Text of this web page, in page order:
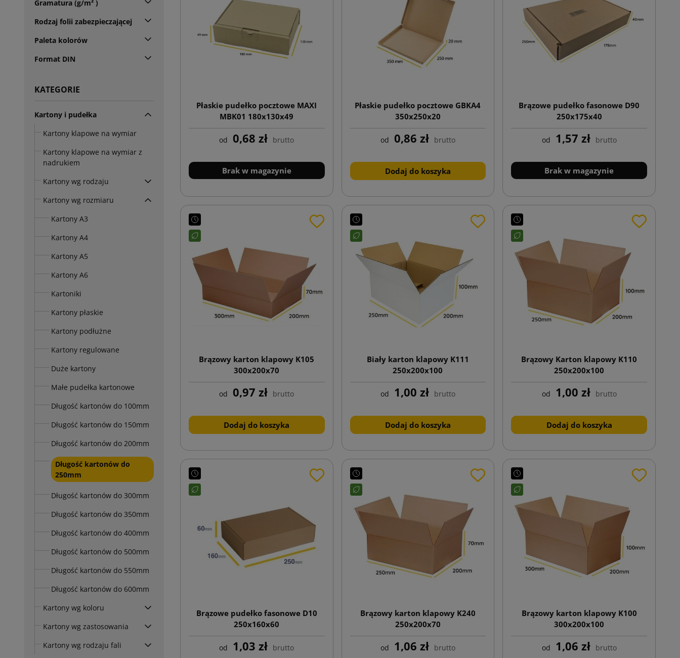
Gramatura (g/m² )
Rodzaj folii zabezpieczającej
Paleta kolorów
Format DIN
KATEGORIE
Kartony i pudełka
Kartony klapowe na wymiar
Kartony klapowe na wymiar z
nadrukiem
Kartony wg rodzaju
Kartony wg rozmiaru
Kartony A3
Kartony A4
Kartony A5
Kartony A6
Kartoniki
Kartony płaskie
Kartony podłużne
Kartony regulowane
Duże kartony
Małe pudełka kartonowe
Długość kartonów do 100mm
Długość kartonów do 150mm
Długość kartonów do 200mm
Długość kartonów do
250mm
Długość kartonów do 300mm
Długość kartonów do 350mm
Długość kartonów do 400mm
Długość kartonów do 500mm
Długość kartonów do 550mm
Długość kartonów do 600mm
Kartony wg koloru
Kartony wg zastosowania
Kartony wg rodzaju fali
Płaskie pudełko pocztowe MAXI
MBK01 180x130x49
od 0,68 zł brutto
Brak w magazynie
Płaskie pudełko pocztowe GBKA4
350x250x20
od 0,86 zł brutto
Dodaj do koszyka
Brązowe pudełko fasonowe D90
250x175x40
od 1,57 zł brutto
Brak w magazynie
Brązowy karton klapowy K105
300x200x70
od 0,97 zł brutto
Dodaj do koszyka
Biały karton klapowy K111
250x200x100
od 1,00 zł brutto
Dodaj do koszyka
Brązowy Karton klapowy K110
250x200x100
od 1,00 zł brutto
Dodaj do koszyka
Brązowe pudełko fasonowe D10
250x160x60
od 1,03 zł brutto
Brązowy karton klapowy K240
250x200x70
od 1,06 zł brutto
Brązowy karton klapowy K100
300x200x100
od 1,06 zł brutto